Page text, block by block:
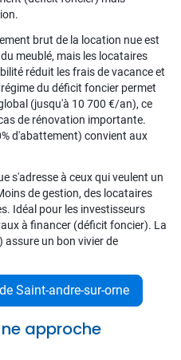
brut de la location nue est
meublé, mais les locataires
réduit les frais de vacance et
du déficit foncier permet
(jusqu'à 10 700 €/an), ce
de rénovation importante.
d'abattement) convient aux
s'adresse à ceux qui veulent un
de gestion, des locataires
Idéal pour les investisseurs
à financer (déficit foncier). La
assure un bon vivier de
Saint-andre-sur-orne
approche